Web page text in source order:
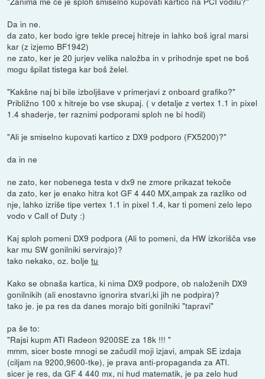
Da in ne.
da zato, ker bodo igre tekle precej hitreje in lahko boš igral marsi
kar (z izjemo BF1942)
ne zato, ker je 20 jurjev velika naložba in v prihodnje spet ne boš
mogu špilat tistega kar boš želel.
"Kakšne naj bi bile izboljšave v primerjavi z onboard grafiko?"
Približno 100 x hitreje bo vse skupaj. ( v detalje z vertex 1.1 in pixel
1.4 shaderje, ter raznimi podporami sploh ne bi hodil)
"Ali je smiselno kupovati kartico z DX9 podporo (FX5200)?"
da in ne
ne zato, ker nobenega testa v dx9 ne zmore prikazat tekoče
da zato, ker je enako hitra kot GF 4 440 MX,ampak za razliko od
nje, lahko izriše tipe vertex 1.1 in pixel 1.4, kar ti pomeni zelo lepo
vodo v Call of Duty :)
Kaj sploh pomeni DX9 podpora (Ali to pomeni, da HW izkorišča vse
kar mu SW gonilniki servirajo)?
tako nekako, oz. boljetu
Kako se obnaša kartica, ki nima DX9 podpore, ob naloženih DX9
gonilnikih (ali enostavno ignorira stvari,ki jih ne podpira)?
tako je. je pa res da danes morajo biti gonilniki "tapravi"
pa še to:
"Rajsi kupm ATI Radeon 9200SE za 18k !!! "
mmm, sicer boste mnogi se začudil moji izjavi, ampak SE izdaja
(ciljam na 9200,9600-tke), je prava anti-propaganda za ATI.
sicer je res, da GF 4 440 mx, ni hud matematik, je pa zelo hud